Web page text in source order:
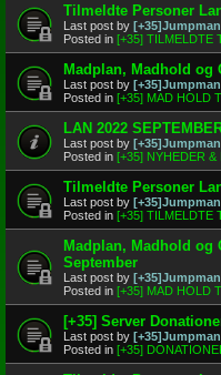
Tilmeldte Personer
Last post by [+35]Jumpman
Posted in [+35] TILMELDTE
Madplan, Madhold og
Last post by [+35]Jumpman
Posted in [+35] MAD HOLD
LAN 2022
Last post by [+35]Jumpman
Posted in [+35] NYHEDER
Tilmeldte Personer
Last post by [+35]Jumpman
Posted in [+35] TILMELDTE
Madplan, Madhold og
September
Last post by [+35]Jumpman
Posted in [+35] MAD HOLD
[+35] Server
Last post by [+35]Jumpman
Posted in [+35]